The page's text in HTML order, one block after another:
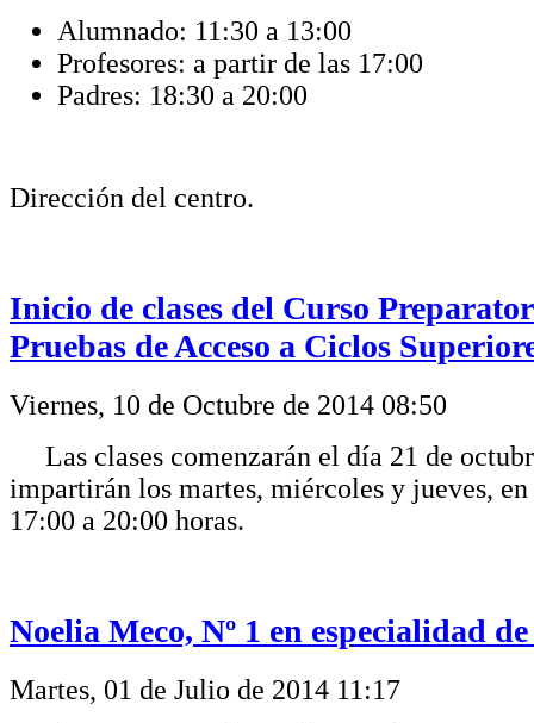
Alumnado: 11:30 a 13:00
Profesores: a partir de las 17:00
Padres: 18:30 a 20:00
Dirección del centro.
Inicio de clases del Curso
Pruebas de Acceso a Ciclos
Viernes, 10 de Octubre de 2014 08:50
Las clases comenzarán el día 21 de
impartirán los martes, miércoles y jueves,
17:00 a 20:00 horas.
Noelia Meco, Nº 1 en especialidad
Martes, 01 de Julio de 2014 11:17